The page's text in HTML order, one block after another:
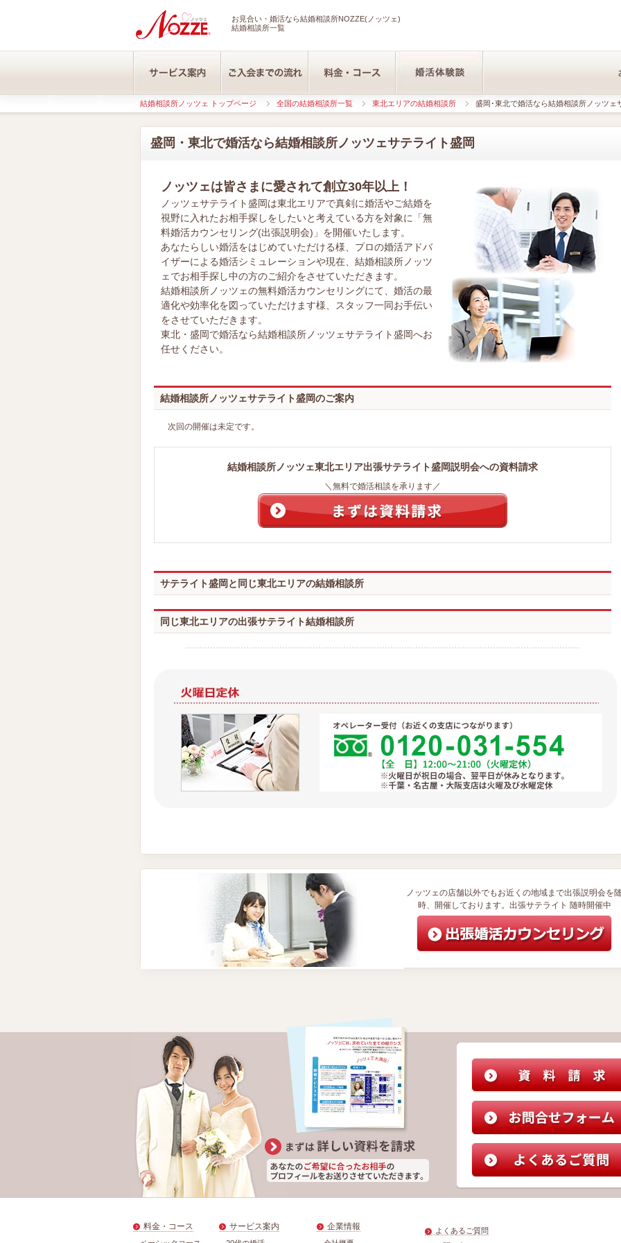
お見合い・婚活なら結婚相談所NOZZE(ノッツェ)
結婚相談所一覧
結婚相談所ノッツェ トップページ 全国の結婚相談所一覧 東北エリアの結婚相談所 盛岡･東北で婚活なら結婚相談所ノッツェ
盛岡・東北で婚活なら結婚相談所ノッツェサテライト盛岡
ノッツェは皆さまに愛されて創立30年以上！
ノッツェサテライト盛岡は東北エリアで真剣に婚活やご結婚を
視野に入れたお相手探しをしたいと考えている方を対象に「無
料婚活カウンセリング(出張説明会)」を開催いたします。
あなたらしい婚活をはじめていただける様、プロの婚活アドバ
イザーによる婚活シミュレーションや現在、結婚相談所ノッツ
ェでお相手探し中の方のご紹介をさせていただきます。
結婚相談所ノッツェの無料婚活カウンセリングにて、婚活の最
適化や効率化を図っていただけます様、スタッフ一同お手伝い
をさせていただきます。
東北・盛岡で婚活なら結婚相談所ノッツェサテライト盛岡へお
任せください。
結婚相談所ノッツェサテライト盛岡のご案内
次回の開催は未定です。
結婚相談所ノッツェ東北エリア出張サテライト盛岡説明会への資料請求
＼無料で婚活相談を承ります／
サテライト盛岡と同じ東北エリアの結婚相談所
同じ東北エリアの出張サテライト結婚相談所
ノッツェの店舗以外でもお近くの地域まで出張説明会を
時、開催しております。出張サテライト 随時開催中
料金・コース サービス案内 企業情報
よくあるご質問